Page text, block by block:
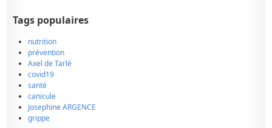
Tags populaires
nutrition
prévention
Axel de Tarlé
covid19
santé
canicule
Josephine ARGENCE
grippe